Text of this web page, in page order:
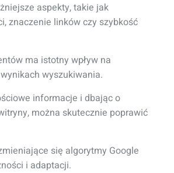
aspekty, takie jak
znaczenie linków czy szybkość
ma istotny wpływ na
wyszukiwania.
informacje i dbając o
można skutecznie poprawić
się algorytmy Google
i adaptacji.